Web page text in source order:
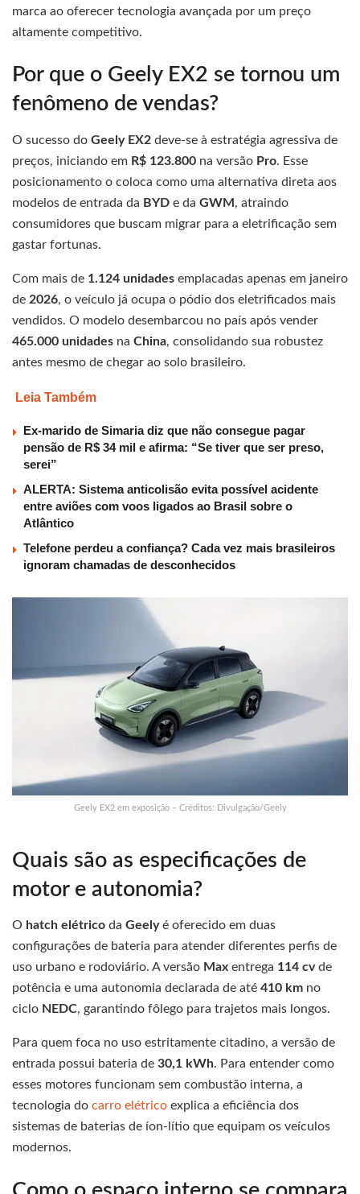
marca ao oferecer tecnologia avançada por um preço
altamente competitivo.
Por que o Geely EX2 se tornou um
fenômeno de vendas?
O sucesso do Geely EX2 deve-se à estratégia agressiva de
preços, iniciando em R$ 123.800 na versão Pro. Esse
posicionamento o coloca como uma alternativa direta aos
modelos de entrada da BYD e da GWM , atraindo
consumidores que buscam migrar para a eletrificação sem
gastar fortunas.
Com mais de 1.124 unidades emplacadas apenas em janeiro
de 2026, o veículo já ocupa o pódio dos eletrificados mais
vendidos. O modelo desembarcou no país após vender
465.000 unidades na China, consolidando sua robustez
antes mesmo de chegar ao solo brasileiro.
Leia Também
Ex-marido de Simaria diz que não consegue pagar
pensão de R$ 34 mil e afirma: “Se tiver que ser preso,
serei”
ALERTA: Sistema anticolisão evita possível acidente
entre aviões com voos ligados ao Brasil sobre o
Atlântico
Telefone perdeu a confiança? Cada vez mais brasileiros
ignoram chamadas de desconhecidos
Geely EX2 em exposição – Créditos: Divulgação/Geely
Quais são as especificações de
motor e autonomia?
O hatch elétrico da Geelyé oferecido em duas
configurações de bateria para atender diferentes perfis de
uso urbano e rodoviário. A versão Max entrega 114 cvde
potência e uma autonomia declarada de até 410 km no
ciclo NEDC, garantindo fôlego para trajetos mais longos.
Para quem foca no uso estritamente citadino, a versão de
entrada possui bateria de 30,1 kWh. Para entender como
esses motores funcionam sem combustão interna, a
tecnologia do carro elétrico explica a eficiência dos
sistemas de baterias de íon-lítio que equipam os veículos
modernos.